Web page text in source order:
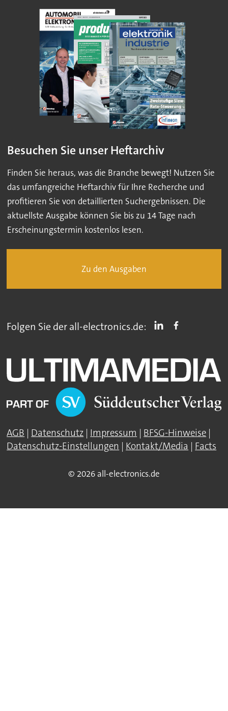
Besuchen Sie unser Heftarchiv
Finden Sie heraus, was die Branche bewegt! Nutzen Sie
das umfangreiche Heftarchiv für Ihre Recherche und
profitieren Sie von detaillierten Suchergebnissen. Die
aktuellste Ausgabe können Sie bis zu 14 Tage nach
Erscheinungstermin kostenlos lesen.
Zu den Ausgaben
Folgen Sie der all-electronics.de:
AGB | Datenschutz | Impressum | BFSG-Hinweise |
Datenschutz-Einstellungen | Kontakt/Media | Facts
© 2026 all-electronics.de